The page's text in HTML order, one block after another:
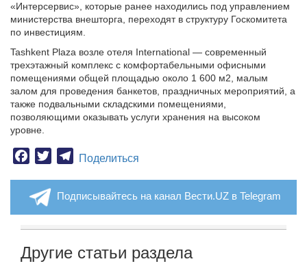
«Интерсервис», которые ранее находились под управлением
министерства внешторга, переходят в структуру Госкомитета
по инвестициям.
Tashkent Plaza возле отеля International — современный
трехэтажный комплекс c комфортабельными офисными
помещениями общей площадью около 1 600 м2, малым
залом для проведения банкетов, праздничных мероприятий, а
также подвальными складскими помещениями,
позволяющими оказывать услуги хранения на высоком
уровне.
Facebook
TwitterTelegram
Поделиться
Подписывайтесь на канал Вести.UZ в Telegram
Другие статьи раздела